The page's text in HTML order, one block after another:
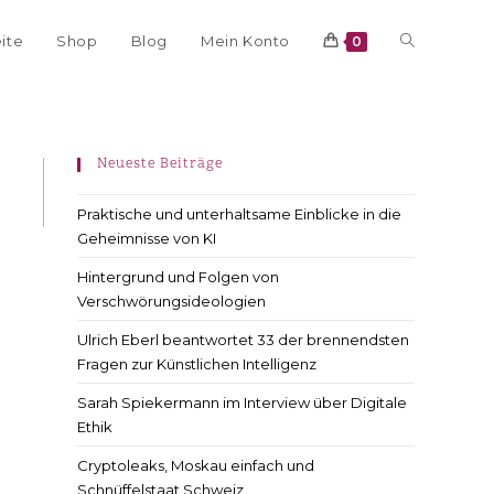
Shop Blog Mein Konto 0
Neueste Beiträge
Praktische und unterhaltsame Einblicke in die
Geheimnisse von KI
Hintergrund und Folgen von
Verschwörungsideologien
Ulrich Eberl beantwortet 33 der brennendsten
Fragen zur Künstlichen Intelligenz
Sarah Spiekermann im Interview über Digitale
Ethik
Cryptoleaks, Moskau einfach und
Schnüffelstaat Schweiz